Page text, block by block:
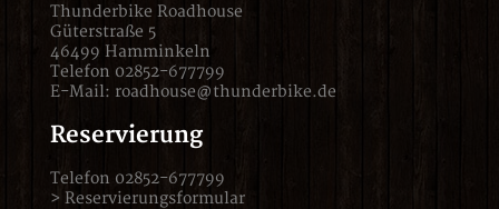
Thunderbike Roadhouse
Güterstraße 5
46499 Hamminkeln
Telefon 02852-677799
E-Mail: roadhouse@thunderbike.de
Reservierung
Telefon 02852-677799
> Reservierungsformular